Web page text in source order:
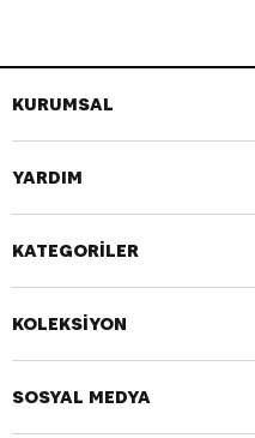
KURUMSAL
YARDIM
KATEGORİLER
KOLEKSİYON
SOSYAL MEDYA